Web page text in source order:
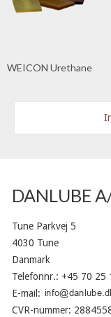
WEICON Urethane
DANLUBE
Tune Parkvej 5
4030 Tune
Danmark
Telefonnr.: +45 70 25
E-mail :
CVR-nummer: